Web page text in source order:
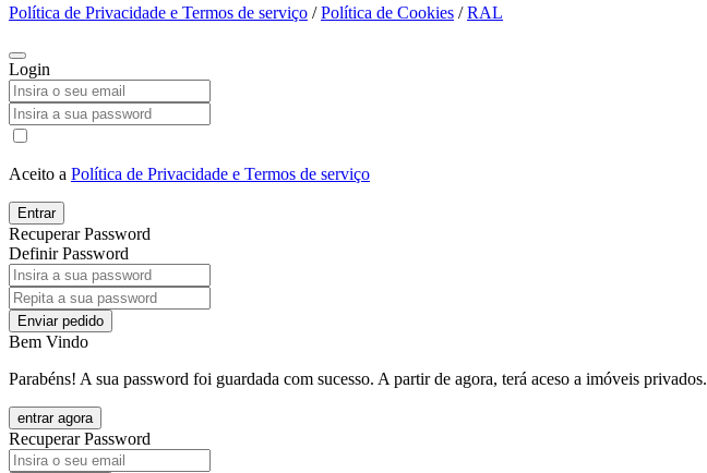
Política de Privacidade e Termos de serviço /Política de Cookies /RAL
Login
Aceito a Política de Privacidade e Termos de serviço
Entrar
Recuperar Password
Definir Password
Enviar pedido
Bem Vindo
Parabéns! A sua password foi guardada com sucesso. A partir de agora, terá aceso a imóveis privados.
entrar agora
Recuperar Password